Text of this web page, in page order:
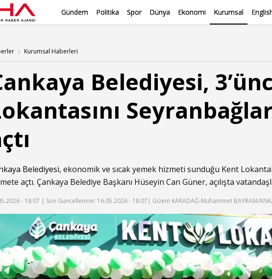
Gündem Politika Spor Dünya Ekonomi Kurumsal
Kurumsal Haberleri
Belediyesi,
Belediyesi, ekonomik ve sıcak yemek hizmeti sunduğu Kent
açtı. Çankaya Belediye Başkanı Hüseyin Can Güner, açılışta
- 18:07 | Son Güncellenme: 16.05.2026 - 18:07 | Gizem KARADAĞ-Muhammet BAYRAM/